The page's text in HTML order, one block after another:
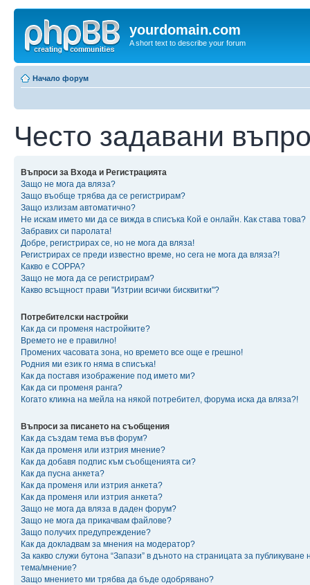
yourdomain.com
A short text to describe your forum
Начало форум
Често задавани
Въпроси за Входа и Регистрацията
Защо не мога да вляза?
Защо въобще трябва да се регистрирам?
Защо излизам автоматично?
Не искам името ми да се вижда в списъка Кой е онлайн. Как става това?
Забравих си паролата!
Добре, регистрирах се, но не мога да вляза!
Регистрирах се преди известно време, но сега не мога да вляза?!
Какво е COPPA?
Защо не мога да се регистрирам?
Какво всъщност прави "Изтрии всички бисквитки"?
Потребителски настройки
Как да си променя настройките?
Времето не е правилно!
Промених часовата зона, но времето все още е грешно!
Родния ми език го няма в списъка!
Как да поставя изображение под името ми?
Как да си променя ранга?
Когато кликна на мейла на някой потребител, форума иска да вляза?!
Въпроси за писането на съобщения
Как да създам тема във форум?
Как да променя или изтрия мнение?
Как да добавя подпис към съобщенията си?
Как да пусна анкета?
Как да променя или изтрия анкета?
Как да променя или изтрия анкета?
Защо не мога да вляза в даден форум?
Защо не мога да прикачвам файлове?
Защо получих предупреждение?
Как да докладвам за мнения на модератор?
За какво служи бутона “Запази” в дъното на страницата за публикуване
тема/мнение?
Защо мнението ми трябва да бъде одобрявано?